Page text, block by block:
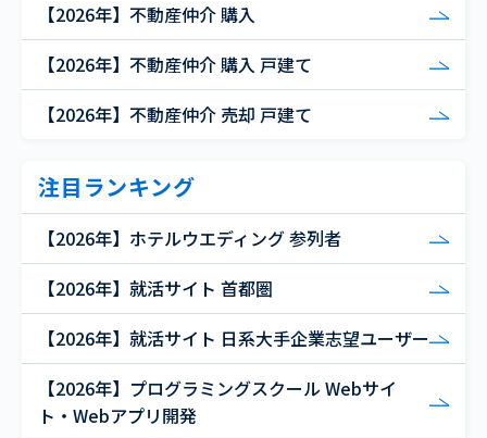
【2026年】不動産仲介 購入
【2026年】不動産仲介 購入 戸建て
【2026年】不動産仲介 売却 戸建て
注目ランキング
【2026年】ホテルウエディング 参列者
【2026年】就活サイト 首都圏
【2026年】就活サイト 日系大手企業志望ユーザー
【2026年】プログラミングスクール Webサイ
ト・Webアプリ開発